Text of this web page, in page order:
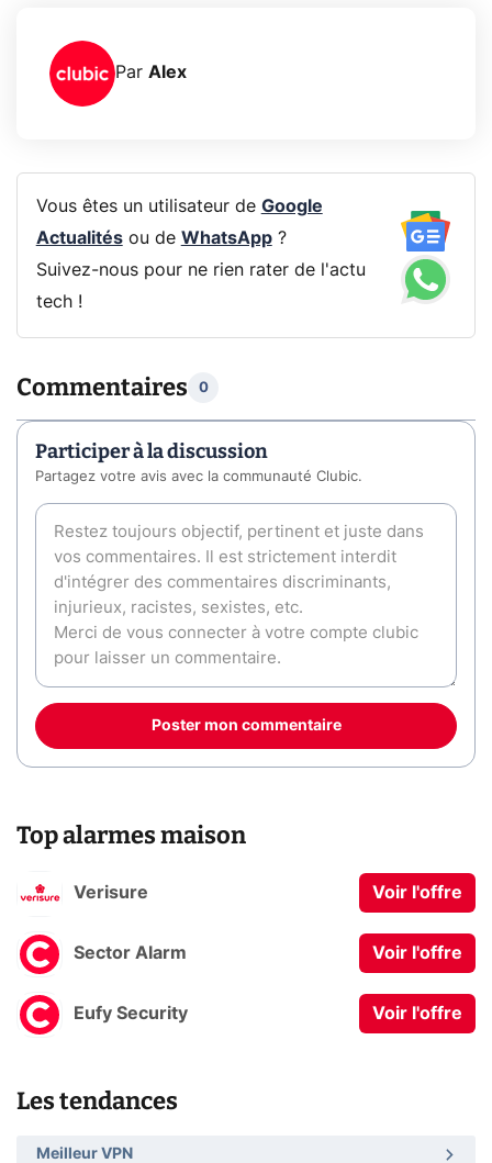
Par Alex
Vous êtes un utilisateur de Google
Actualitésou de WhatsApp?
Suivez-nous pour ne rien rater de l'actu
tech !
Commentaires 0
Participer à la discussion
Partagez votre avis avec la communauté Clubic.
Poster mon commentaire
Top alarmes maison
Verisure Voir l'offre
Sector Alarm Voir l'offre
Eufy Security Voir l'offre
Les tendances
Meilleur VPN